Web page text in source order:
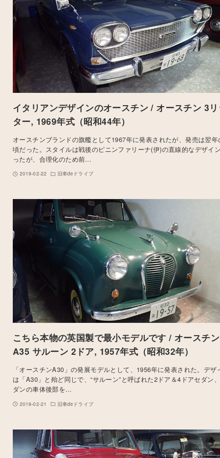
イタリアンデザインのオースチン / オースチン 3
ター, 1969年式（昭和44年）
オースチンブランドの旗艦として1967年に発表されたが、発売は翌年
頃だった。スタイルは戦後のピニンファリーナ(伊)の直線的なデザイ
ったが、合理化のため前…
2019-02-22 旧車deドライブ
こちら本物の英国製で最小モデルです / オースチン
A35 サルーン 2ドア, 1957年式（昭和32年）
「オースチンA30」の発展モデルとして、1956年に発表された。デザ
は「A30」と殆ど同じで、“サルーン”と呼ばれた2ドア＆4ドアセダン
ダンの車体後部を…
2019-02-21 旧車deドライブ